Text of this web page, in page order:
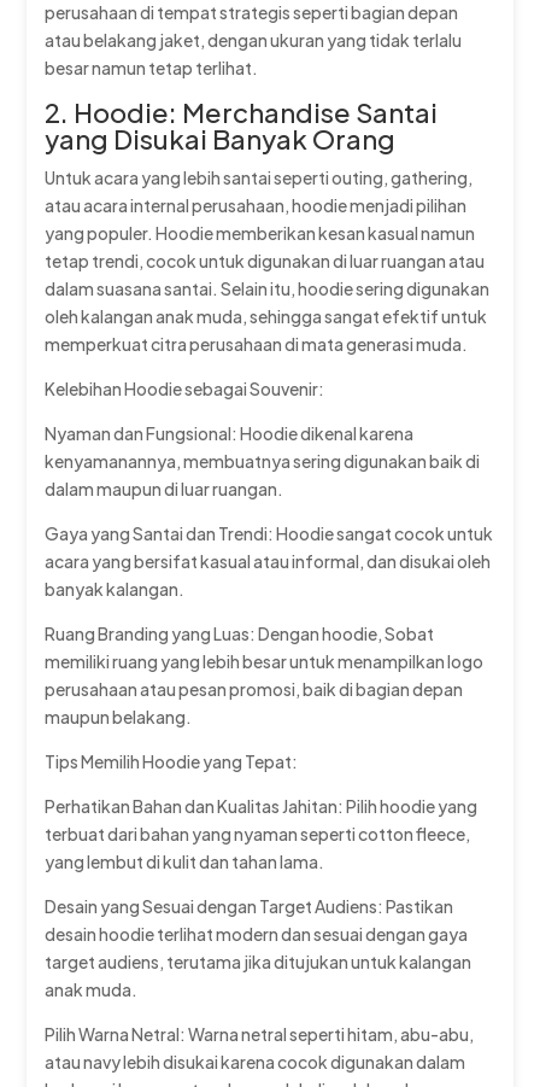
perusahaan di tempat strategis seperti bagian depan
atau belakang jaket, dengan ukuran yang tidak terlalu
besar namun tetap terlihat.
2. Hoodie: Merchandise Santai
yang Disukai Banyak Orang
Untuk acara yang lebih santai seperti outing, gathering,
atau acara internal perusahaan, hoodie menjadi pilihan
yang populer. Hoodie memberikan kesan kasual namun
tetap trendi, cocok untuk digunakan di luar ruangan atau
dalam suasana santai. Selain itu, hoodie sering digunakan
oleh kalangan anak muda, sehingga sangat efektif untuk
memperkuat citra perusahaan di mata generasi muda.
Kelebihan Hoodie sebagai Souvenir:
Nyaman dan Fungsional: Hoodie dikenal karena
kenyamanannya, membuatnya sering digunakan baik di
dalam maupun di luar ruangan.
Gaya yang Santai dan Trendi: Hoodie sangat cocok untuk
acara yang bersifat kasual atau informal, dan disukai oleh
banyak kalangan.
Ruang Branding yang Luas: Dengan hoodie, Sobat
memiliki ruang yang lebih besar untuk menampilkan logo
perusahaan atau pesan promosi, baik di bagian depan
maupun belakang.
Tips Memilih Hoodie yang Tepat:
Perhatikan Bahan dan Kualitas Jahitan: Pilih hoodie yang
terbuat dari bahan yang nyaman seperti cotton fleece,
yang lembut di kulit dan tahan lama.
Desain yang Sesuai dengan Target Audiens: Pastikan
desain hoodie terlihat modern dan sesuai dengan gaya
target audiens, terutama jika ditujukan untuk kalangan
anak muda.
Pilih Warna Netral: Warna netral seperti hitam, abu-abu,
atau navy lebih disukai karena cocok digunakan dalam